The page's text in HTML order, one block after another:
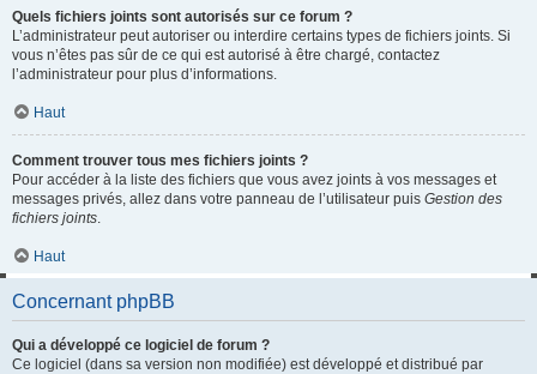
Quels fichiers joints sont autorisés sur ce forum ?
L’administrateur peut autoriser ou interdire certains types de fichiers joints. Si
vous n’êtes pas sûr de ce qui est autorisé à être chargé, contactez
l’administrateur pour plus d’informations.
Haut
Comment trouver tous mes fichiers joints ?
Pour accéder à la liste des fichiers que vous avez joints à vos messages et
messages privés, allez dans votre panneau de l’utilisateur puis Gestion des
fichiers joints.
Haut
Concernant phpBB
Qui a développé ce logiciel de forum ?
Ce logiciel (dans sa version non modifiée) est développé et distribué par